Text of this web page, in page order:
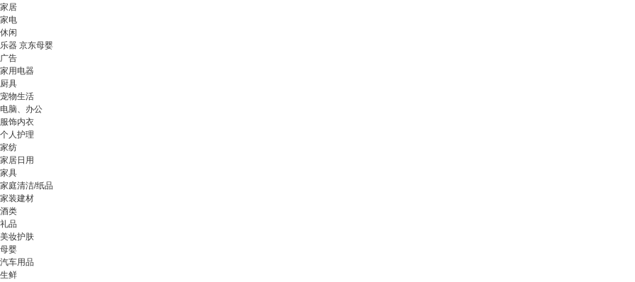
家居
家电
休闲
乐器 京东母婴
广告
家用电器
厨具
宠物生活
电脑、办公
服饰内衣
个人护理
家纺
家居日用
家具
家庭清洁/纸品
家装建材
酒类
礼品
美妆护肤
母婴
汽车用品
生鲜